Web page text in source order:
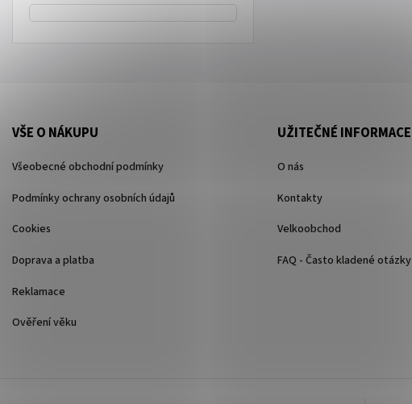
VŠE O NÁKUPU
Všeobecné obchodní podmínky
Podmínky ochrany osobních údajů
Cookies
Doprava a platba
Reklamace
Ověření věku
UŽITEČNÉ INFORMACE
O nás
Kontakty
Velkoobchod
FAQ - Často kladené otázky